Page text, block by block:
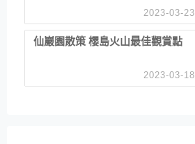
2023-03-23
仙巖園散策 櫻島火山最佳觀賞點
2023-03-18